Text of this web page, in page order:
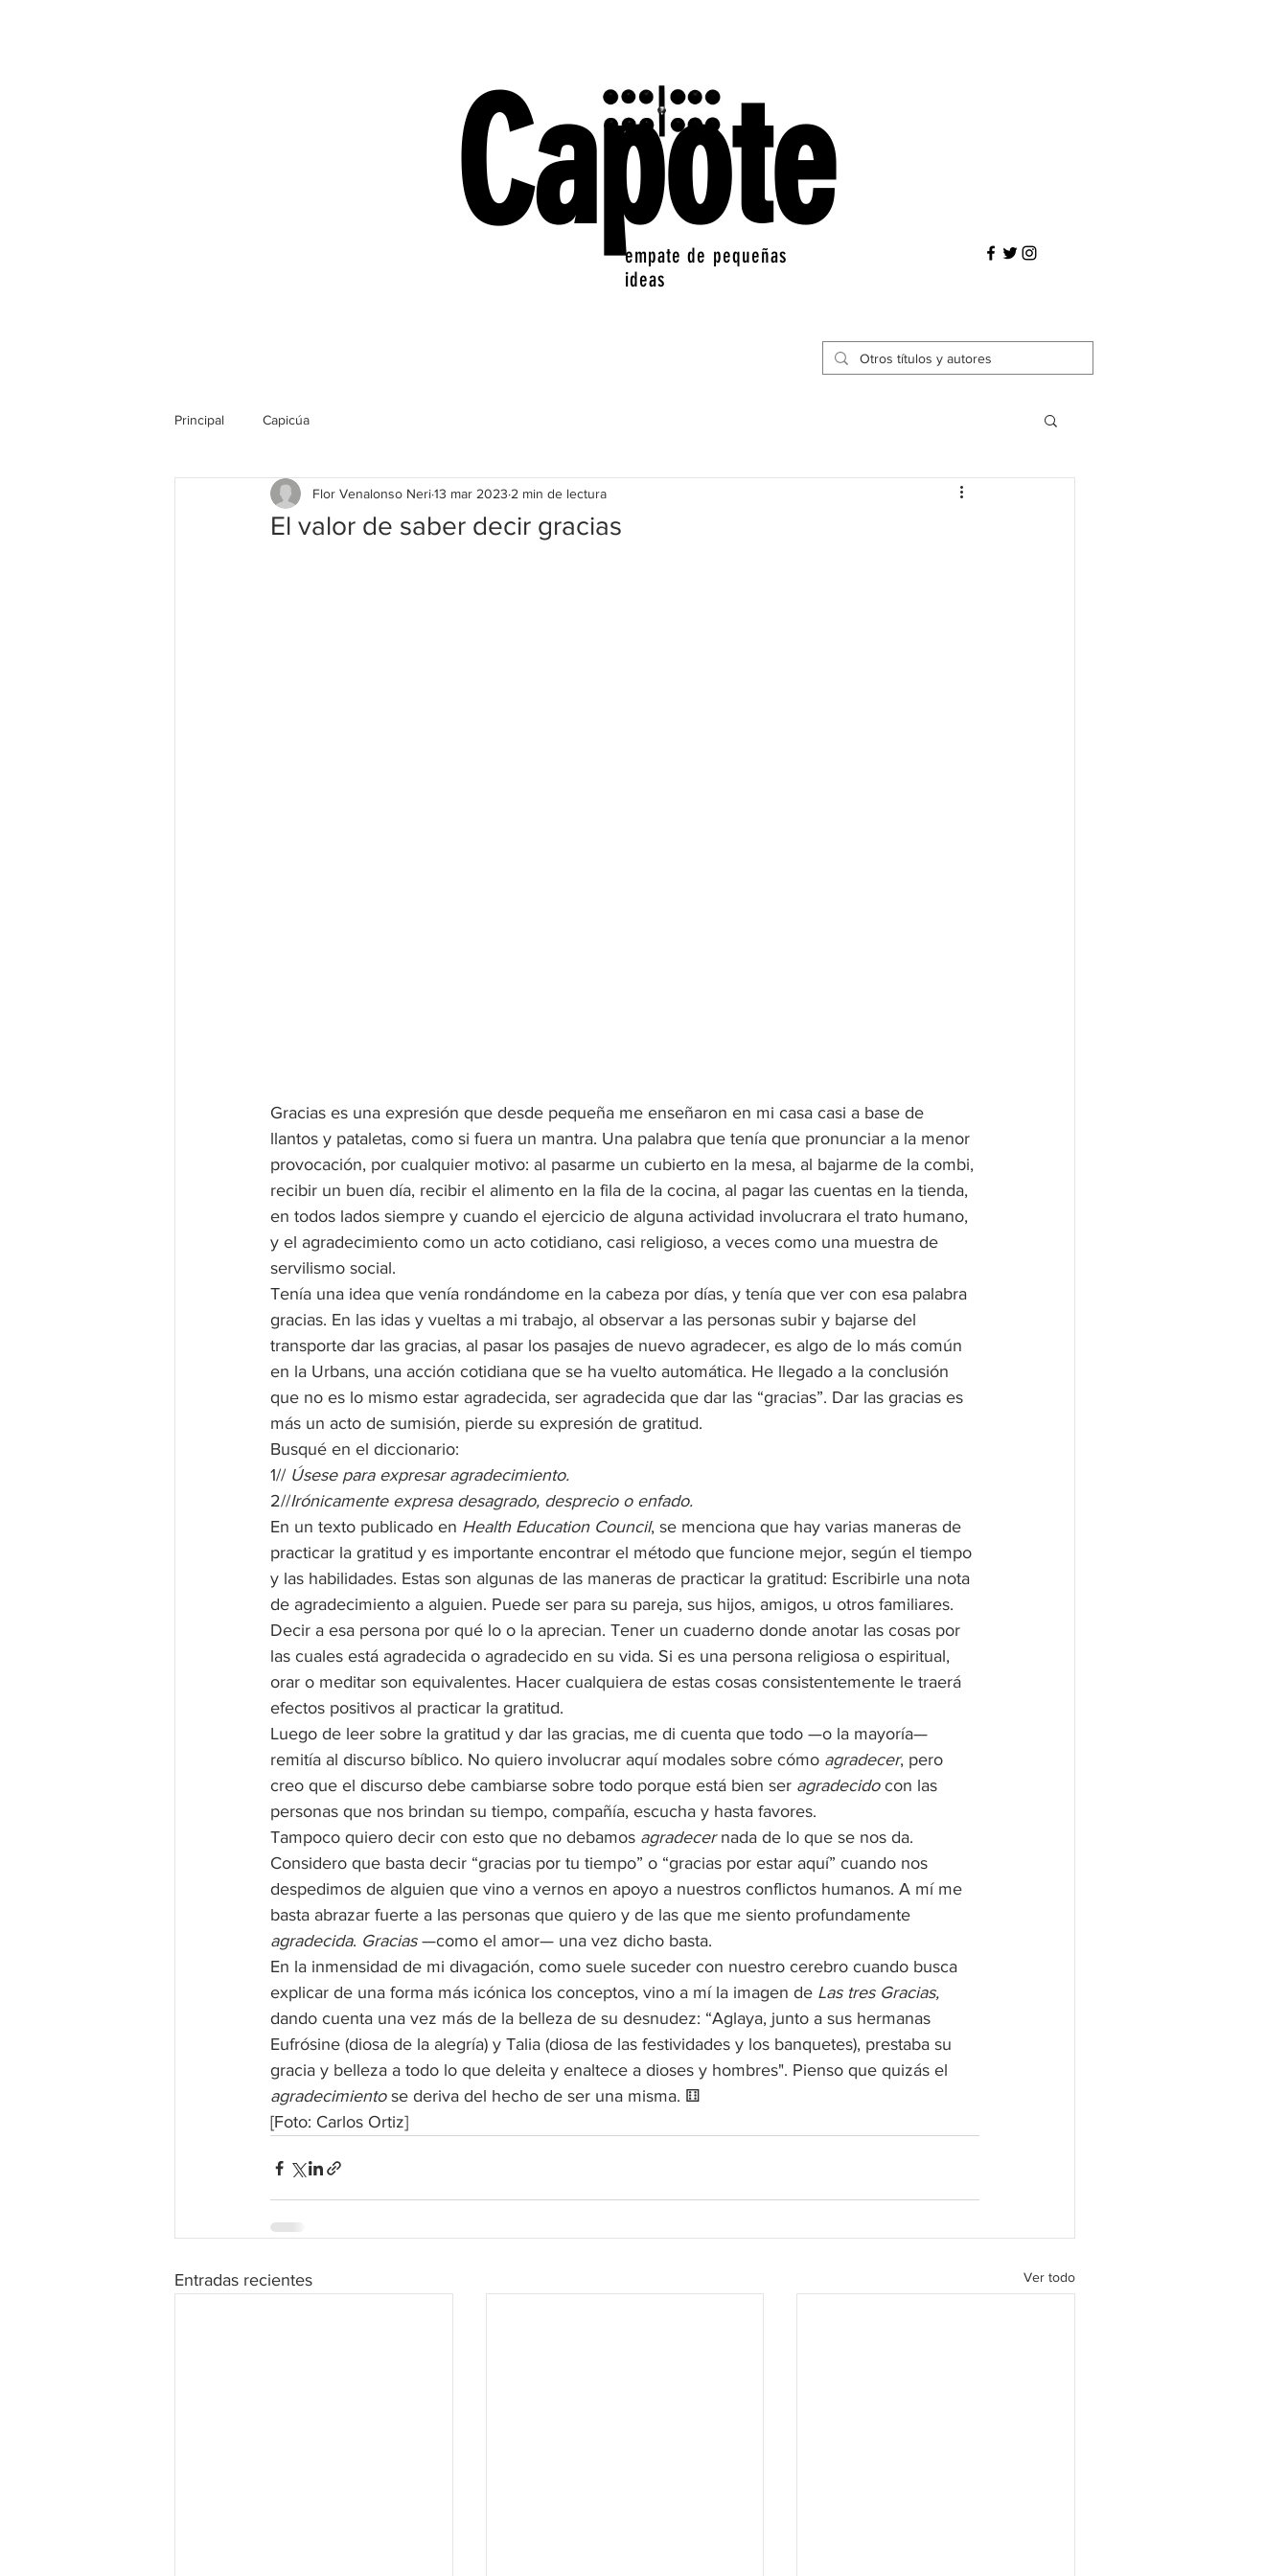
Capote
empate de pequeñas
ideas
Principal Capicúa
El valor de saber decir gracias
Flor Venalonso Neri13 mar 2023 2 min de lectura
Gracias es una expresión que desde pequeña me enseñaron en mi casa casi a base de
llantos y pataletas, como si fuera un mantra. Una palabra que tenía que pronunciar a la menor
provocación, por cualquier motivo: al pasarme un cubierto en la mesa, al bajarme de la combi,
recibir un buen día, recibir el alimento en la fila de la cocina, al pagar las cuentas en la tienda,
en todos lados siempre y cuando el ejercicio de alguna actividad involucrara el trato humano,
y el agradecimiento como un acto cotidiano, casi religioso, a veces como una muestra de
servilismo social.
Tenía una idea que venía rondándome en la cabeza por días, y tenía que ver con esa palabra
gracias. En las idas y vueltas a mi trabajo, al observar a las personas subir y bajarse del
transporte dar las gracias, al pasar los pasajes de nuevo agradecer, es algo de lo más común
en la Urbans, una acción cotidiana que se ha vuelto automática. He llegado a la conclusión
que no es lo mismo estar agradecida, ser agradecida que dar las “gracias”. Dar las gracias es
más un acto de sumisión, pierde su expresión de gratitud.
Busqué en el diccionario:
1// Úsese para expresar agradecimiento.
2//Irónicamente expresa desagrado, desprecio o enfado.
En un texto publicado en Health Education Council, se menciona que hay varias maneras de
practicar la gratitud y es importante encontrar el método que funcione mejor, según el tiempo
y las habilidades. Estas son algunas de las maneras de practicar la gratitud: Escribirle una nota
de agradecimiento a alguien. Puede ser para su pareja, sus hijos, amigos, u otros familiares.
Decir a esa persona por qué lo o la aprecian. Tener un cuaderno donde anotar las cosas por
las cuales está agradecida o agradecido en su vida. Si es una persona religiosa o espiritual,
orar o meditar son equivalentes. Hacer cualquiera de estas cosas consistentemente le traerá
efectos positivos al practicar la gratitud.
Luego de leer sobre la gratitud y dar las gracias, me di cuenta que todo —o la mayoría—
remitía al discurso bíblico. No quiero involucrar aquí modales sobre cómo agradecer, pero
creo que el discurso debe cambiarse sobre todo porque está bien ser agradecido con las
personas que nos brindan su tiempo, compañía, escucha y hasta favores.
Tampoco quiero decir con esto que no debamos agradecer nada de lo que se nos da.
Considero que basta decir “gracias por tu tiempo” o “gracias por estar aquí” cuando nos
despedimos de alguien que vino a vernos en apoyo a nuestros conflictos humanos. A mí me
basta abrazar fuerte a las personas que quiero y de las que me siento profundamente
agradecida. Gracias —como el amor— una vez dicho basta.
En la inmensidad de mi divagación, como suele suceder con nuestro cerebro cuando busca
explicar de una forma más icónica los conceptos, vino a mí la imagen de Las tres Gracias,
dando cuenta una vez más de la belleza de su desnudez: “Aglaya, junto a sus hermanas
Eufrósine (diosa de la alegría) y Talia (diosa de las festividades y los banquetes), prestaba su
gracia y belleza a todo lo que deleita y enaltece a dioses y hombres". Pienso que quizás el
agradecimiento se deriva del hecho de ser una misma. ⚅
[Foto: Carlos Ortiz]
Entradas recientes Ver todo